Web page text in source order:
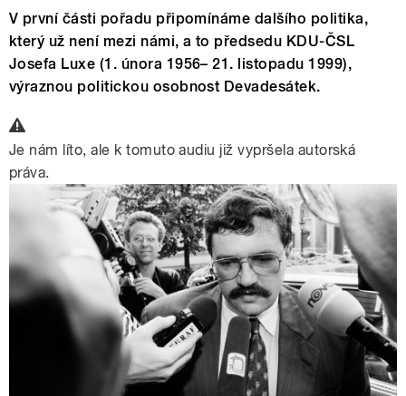
V první části pořadu připomínáme dalšího politika,
který už není mezi námi, a to předsedu KDU-ČSL
Josefa Luxe (1. února 1956– 21. listopadu 1999),
výraznou politickou osobnost Devadesátek.
Je nám líto, ale k tomuto audiu již vypršela autorská
práva.